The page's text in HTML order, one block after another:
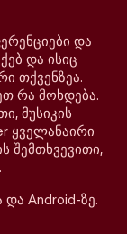
და
და ისიც
თქვენზეა.
რა მოხდება.
მუსიკის
ყველანაირი
შემთხვევითი,
Android-ზე.